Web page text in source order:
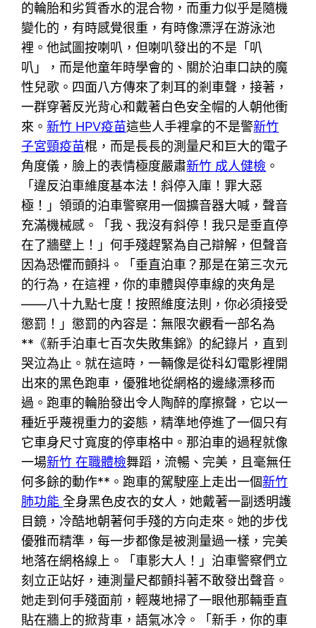
的輪胎和劣質香水的混合物，而重力似乎是隨機
變化的，有時感覺很重，有時像漂浮在游泳池
裡。他試圖按喇叭，但喇叭發出的不是「叭
叭」，而是他童年時學會的、關於泊車口訣的魔
性兒歌。四面八方傳來了刺耳的剎車聲，接著，
一群穿著反光背心和戴著白色安全帽的人朝他衝
來。新竹 HPV疫苗這些人手裡拿的不是警新竹
子宮頸疫苗棍，而是長長的測量尺和巨大的電子
角度儀，臉上的表情極度嚴肅新竹 成人健檢 。
「違反泊車維度基本法！斜停入庫！罪大惡
極！」領頭的泊車警察用一個擴音器大喊，聲音
充滿機械感。「我、我沒有斜停！我只是垂直停
在了牆壁上！」何手殘趕緊為自己辯解，但聲音
因為恐懼而顫抖。「垂直泊車？那是在第三次元
的行為，在這裡，你的車體與停車線的夾角是
——八十九點七度！按照維度法則，你必須接受
懲罰！」懲罰的內容是：無限次觀看一部名為
**《新手泊車七百次失敗集錦》的紀錄片，直到
哭泣為止。就在這時，一輛像是從科幻電影裡開
出來的黑色跑車，優雅地從網格的邊緣漂移而
過。跑車的輪胎發出令人陶醉的摩擦聲，它以一
種近乎蔑視重力的姿態，精準地停進了一個只有
它車身尺寸寬度的停車格中。那泊車的過程就像
一場新竹 在職體檢舞蹈，流暢、完美，且毫無任
何多餘的動作**。跑車的駕駛座上走出一個新竹
肺功能全身黑色皮衣的女人，她戴著一副透明護
目鏡，冷酷地朝著何手殘的方向走來。她的步伐
優雅而精準，每一步都像是被測量過一樣，完美
地落在網格線上。「車影大人！」泊車警察們立
刻立正站好，連測量尺都顫抖著不敢發出聲音。
她走到何手殘面前，輕蔑地掃了一眼他那輛垂直
貼在牆上的掀背車，語氣冰冷。「新手，你的車